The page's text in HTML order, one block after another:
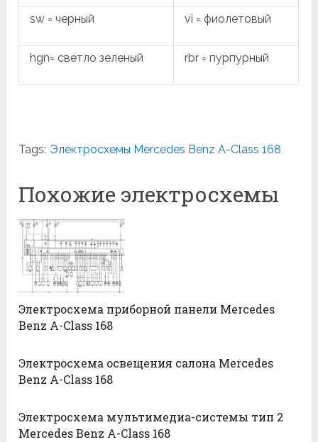
sw = черный vi = фиолетовый
hgn= светло зеленый rbr = пурпурный
Tags: Электросхемы Mercedes Benz A-Class 168
Похожие электросхемы
Электросхема приборной панели Mercedes
Benz A-Class 168
Электросхема освещения салона Mercedes
Benz A-Class 168
Электросхема мультимедиа-системы тип 2
Mercedes Benz A-Class 168